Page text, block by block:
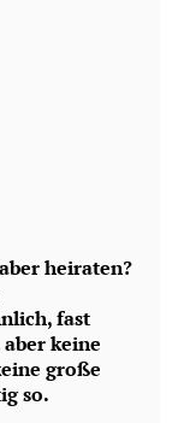
heiraten?
fast
keine
große
so.